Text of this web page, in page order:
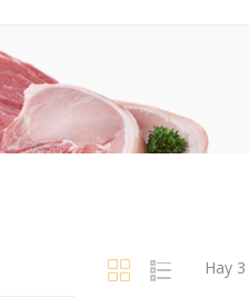
Hay